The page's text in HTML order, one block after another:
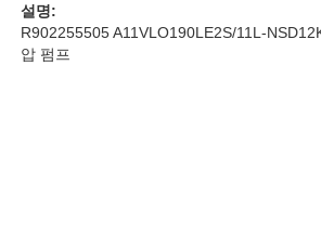
제품
설명:
R902255505 A11VLO190LE2S/11L-
압 펌프